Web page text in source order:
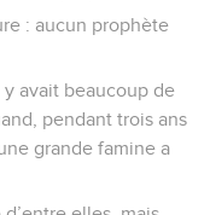
: aucun prophète
avait beaucoup de
pendant trois ans
grande famine a